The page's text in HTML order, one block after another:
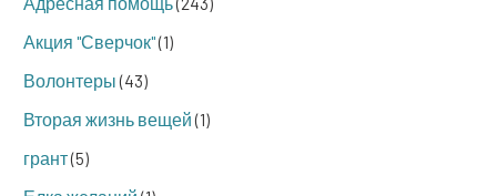
Акция "Сверчок"(1)
Волонтеры(43)
Вторая жизнь вещей(1)
грант(5)